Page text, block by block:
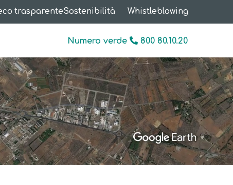
trasparenteSostenibilità Whistleblowing
Numero verde 800 80.10.20